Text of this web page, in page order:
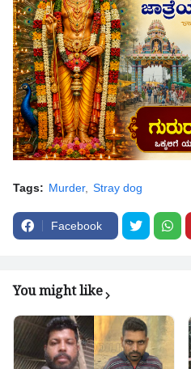
Tags: Murder Stray dog
Facebook
You might like